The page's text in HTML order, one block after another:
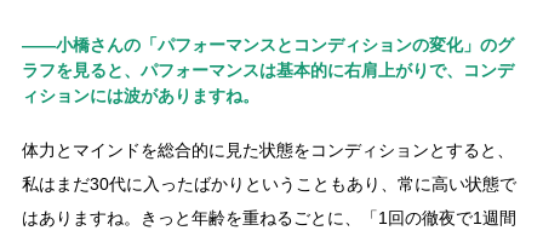
――小橋さんの「パフォーマンスとコンディションの変化」のグ
ラフを見ると、パフォーマンスは基本的に右肩上がりで、コンデ
ィションには波がありますね。
体力とマインドを総合的に見た状態をコンディションとすると、
私はまだ30代に入ったばかりということもあり、常に高い状態で
はありますね。きっと年齢を重ねるごとに、「1回の徹夜で1週間